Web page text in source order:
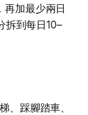
再加最少兩日
拆到每日10–
、踩腳踏車、